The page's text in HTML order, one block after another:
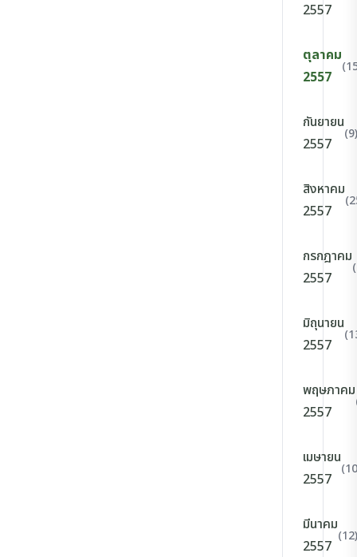
2557
ตุลาคม
2557
กันยายน
2557
(9)
สิงหาคม
2557
กรกฎาคม
2557
มิถุนายน
2557
พฤษภาคม
2557
เมษายน
2557
มีนาคม
2557
(12)